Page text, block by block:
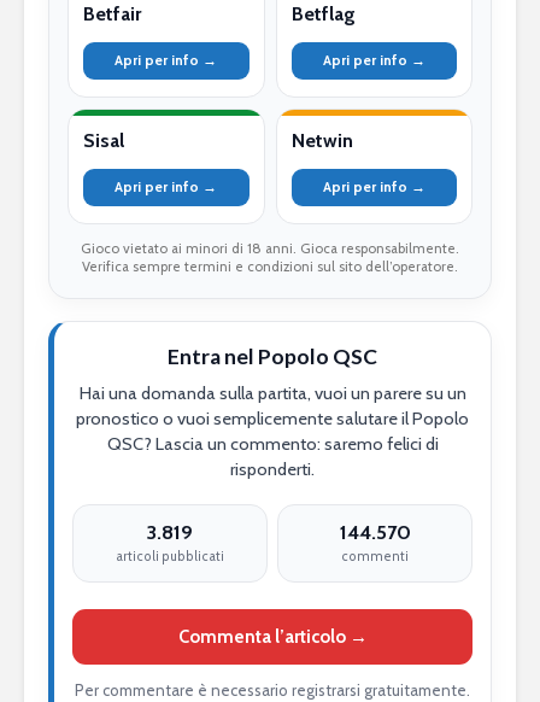
Betfair
Apri per info →
Betflag
Apri per info →
Sisal
Apri per info →
Netwin
Apri per info →
Gioco vietato ai minori di 18 anni. Gioca responsabilmente.
Verifica sempre termini e condizioni sul sito dell’operatore.
Entra nel Popolo QSC
Hai una domanda sulla partita, vuoi un parere su un
pronostico o vuoi semplicemente salutare il Popolo
QSC? Lascia un commento: saremo felici di
risponderti.
3.819
articoli pubblicati
144.570
commenti
Commenta l’articolo →
Per commentare è necessario registrarsi gratuitamente.